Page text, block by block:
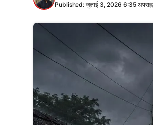
Published: जुलाई 3, 2026 6:35 अपराह्न